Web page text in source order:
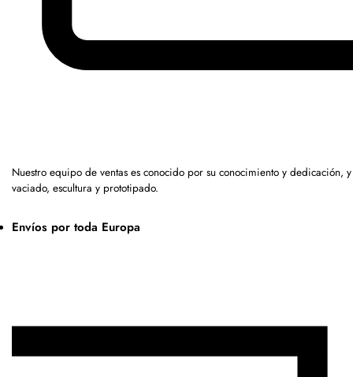
Nuestro equipo de ventas es conocido por su conocimiento y dedicación,
vaciado, escultura y prototipado.
Envíos por toda Europa